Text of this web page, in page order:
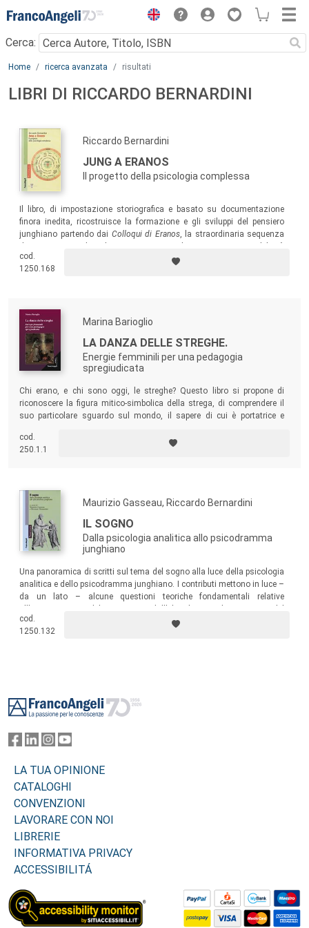
Menu
Cerca:
Main content
Home ricerca avanzata risultati
LIBRI DI RICCARDO BERNARDINI
Riccardo Bernardini
JUNG A ERANOS
Il progetto della psicologia complessa
Il libro, di impostazione storiografica e basato su documentazione
finora inedita, ricostruisce la formazione e gli sviluppi del pensiero
junghiano partendo dai Colloqui di Eranos, la straordinaria sequenza
più chiaramente l’idea di psicologia complessa.
cod.
1250.168
Marina Barioglio
LA DANZA DELLE STREGHE.
Energie femminili per una pedagogia
spregiudicata
Chi erano, e chi sono oggi, le streghe? Questo libro si propone di
riconoscere la figura mitico-simbolica della strega, di comprendere il
suo particolare sguardo sul mondo, il sapere di cui è portatrice e
educativa e per la vita di tutti noi.
cod.
250.1.1
Maurizio Gasseau, Riccardo Bernardini
IL SOGNO
Dalla psicologia analitica allo psicodramma
junghiano
Una panoramica di scritti sul tema del sogno alla luce della psicologia
analitica e dello psicodramma junghiano. I contributi mettono in luce –
da un lato – alcune questioni teoriche fondamentali relative
lavoro sul sogno nella prassi clinica, sia nell’esperienza analitica
individuale sia nei gruppi a orientamento junghiano.
cod.
1250.132
LA TUA OPINIONE
CATALOGHI
CONVENZIONI
LAVORARE CON NOI
LIBRERIE
INFORMATIVA PRIVACY
ACCESSIBILITÁ